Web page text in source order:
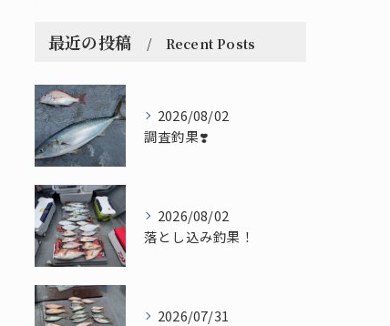
最近の投稿 Recent Posts
2026/08/02
調査釣果❣️
2026/08/02
落とし込み釣果！
2026/07/31